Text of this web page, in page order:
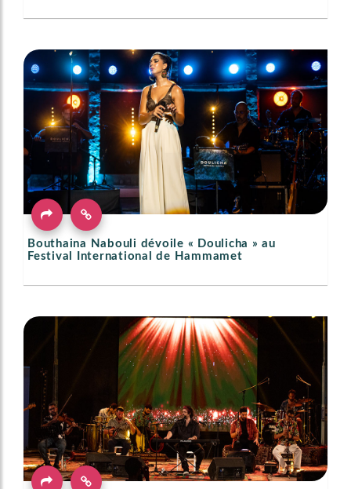
Bouthaina Nabouli dévoile « Doulicha » au
Festival International de Hammamet